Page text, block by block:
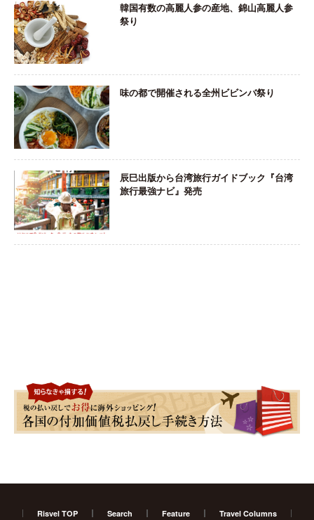
韓国有数の高麗人参の産地、錦山高麗人参
祭り
味の都で開催される全州ビビンバ祭り
辰巳出版から台湾旅行ガイドブック『台湾
旅行最強ナビ』発売
Risvel TOP Search Feature Travel Columns